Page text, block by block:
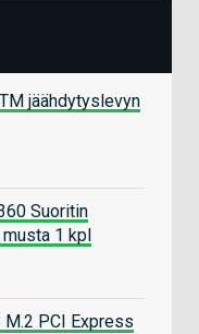
jäähdytyslevyn
Suoritin
1 kpl
M.2 PCI Express